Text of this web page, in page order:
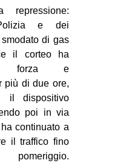
e dei
di gas
il corteo ha
forza e
più di due ore,
il dispositivo
poi in via
continuato a
il traffico fino